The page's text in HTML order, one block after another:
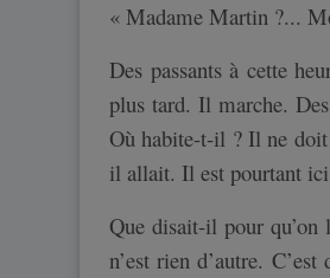
« Madame Martin ?...
Des passants à cette
plus tard. Il marche.
Où habite-t-il ? Il ne
il allait. Il est pourtant
Que disait-il pour
n’est rien d’autre.